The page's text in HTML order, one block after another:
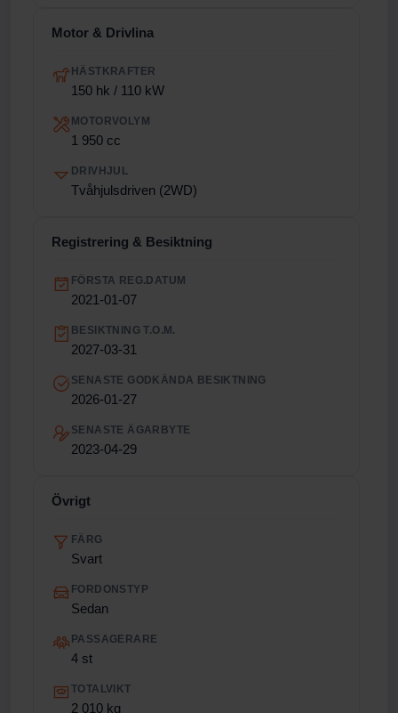
Motor & Drivlina
HÄSTKRAFTER
150 hk / 110 kW
MOTORVOLYM
1 950 cc
DRIVHJUL
Tvåhjulsdriven (2WD)
Registrering & Besiktning
FÖRSTA REG.DATUM
2021-01-07
BESIKTNING T.O.M.
2027-03-31
SENASTE GODKÄNDA BESIKTNING
2026-01-27
SENASTE ÄGARBYTE
2023-04-29
Övrigt
FÄRG
Svart
FORDONSTYP
Sedan
PASSAGERARE
4 st
TOTALVIKT
2 010 kg